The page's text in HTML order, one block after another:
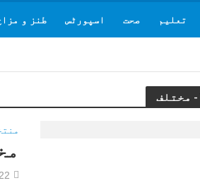
تعلیم صحت اسپورٹس طنز و